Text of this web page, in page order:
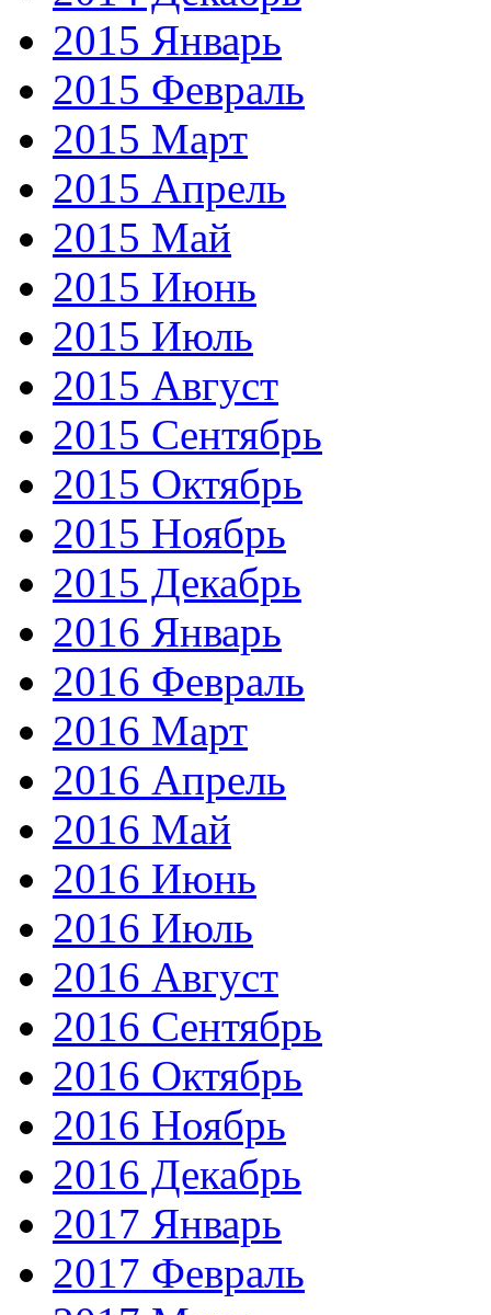
2015 Январь
2015 Февраль
2015 Март
2015 Апрель
2015 Май
2015 Июнь
2015 Июль
2015 Август
2015 Сентябрь
2015 Октябрь
2015 Ноябрь
2015 Декабрь
2016 Январь
2016 Февраль
2016 Март
2016 Апрель
2016 Май
2016 Июнь
2016 Июль
2016 Август
2016 Сентябрь
2016 Октябрь
2016 Ноябрь
2016 Декабрь
2017 Январь
2017 Февраль